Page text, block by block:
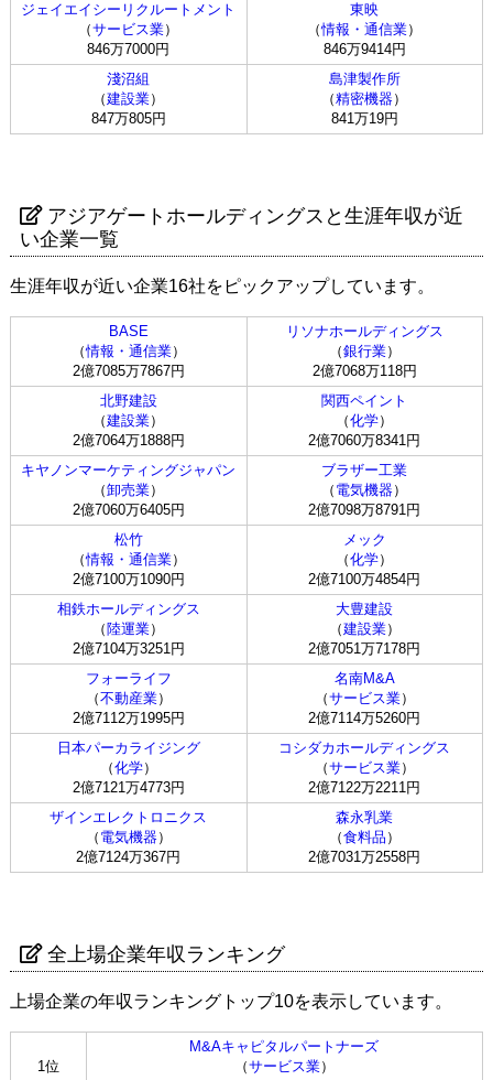
ジェイエイシーリクルートメント
（サービス業）
846万7000円
東映
（情報・通信業）
846万9414円
淺沼組
（建設業）
847万805円
島津製作所
（精密機器）
841万19円
アジアゲートホールディングスと生涯年収が近
い企業一覧
生涯年収が近い企業16社をピックアップしています。
BASE
（情報・通信業）
2億7085万7867円
リソナホールディングス
（銀行業）
2億7068万118円
北野建設
（建設業）
2億7064万1888円
関西ペイント
（化学）
2億7060万8341円
キヤノンマーケティングジャパン
（卸売業）
2億7060万6405円
ブラザー工業
（ 電気機器）
2億7098万8791円
松竹
（情報・通信業）
2億7100万1090円
メック
（化学）
2億7100万4854円
相鉄ホールディングス
（ 陸運業）
2億7104万3251円
大豊建設
（建設業）
2億7051万7178円
フォーライフ
（不動産業）
2億7112万1995円
名南M&A
（サービス業）
2億7114万5260円
日本パーカライジング
（化学）
2億7121万4773円
コシダカホールディングス
（サービス業）
2億7122万2211円
ザインエレクトロニクス
（ 電気機器）
2億7124万367円
森永乳業
（食料品 ）
2億7031万2558円
全上場企業年収ランキング
上場企業の年収ランキングトップ10を表示しています。
1位
M&Aキャピタルパートナーズ
（サービス業）